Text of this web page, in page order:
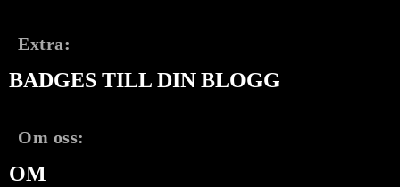
Extra:
BADGES TILL DIN BLOGG
Om oss:
OM